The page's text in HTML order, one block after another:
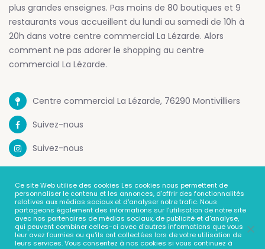
plus grandes enseignes. Pas moins de 80 boutiques et 9
restaurants vous accueillent du lundi au samedi de 10h à
20h dans votre centre commercial La Lézarde. Alors
comment ne pas adorer le shopping au centre
commercial La Lézarde.
Centre commercial La Lézarde, 76290 Montivilliers
Suivez-nous
Suivez-nous
Mentions Legales
Politique de confidentialité
Contact
Ce site Web utilise des cookies Les cookies nous permettent de
personnaliser le contenu et les annonces, d'offrir des fonctionnalités
relatives aux médias sociaux et d'analyser notre trafic. Nous
partageons également des informations sur l'utilisation de notre site
avec nos partenaires de médias sociaux, de publicité et d'analyse,
qui peuvent combiner celles-ci avec d'autres informations que vous
leur avez fournies ou qu'ils ont collectées lors de votre utilisation de
leurs services. Vous consentez à nos cookies si vous continuez à